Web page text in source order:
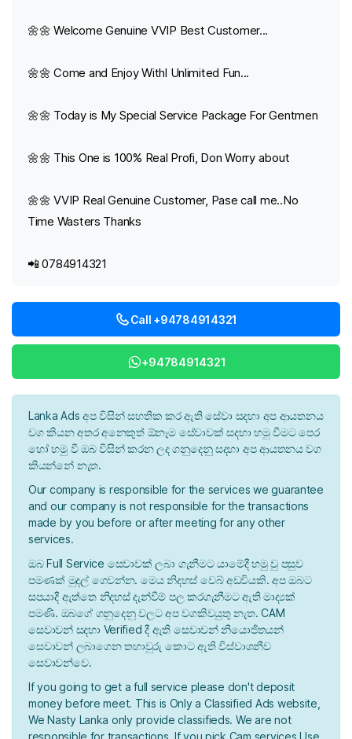
🌼🌼 Welcome Genuine VVIP Best Customer...
🌼🌼 Come and Enjoy Withl Unlimited Fun...
🌼🌼 Today is My Special Service Package For Gentmen
🌼🌼 This One is 100% Real Profi, Don Worry about
🌼🌼 VVIP Real Genuine Customer, Pase call me..No
Time Wasters Thanks
📲 0784914321
Call +94784914321
+94784914321
Lanka Ads අප විසින් සහතික කර ඇති සේවා සදහා අප ආයතනය
වග කියන අතර අනෙකුත් ඕනෑම සේවාවක් සදහා හමු වීමට පෙර
හෝ හමු වී ඔබ විසින් කරන ලද ගනුදෙනු සදහා අප ආයතනය වග
කියන්නේ නැත.
Our company is responsible for the services we guarantee
and our company is not responsible for the transactions
made by you before or after meeting for any other
services.
ඔබ Full Service සෙවාවක් ලබා ගැනීමට යාමේදී හමු වු පසුව
පමණක් මුදල් ගෙවන්න. මෙය නිදහස් වෙබ් අඩවියකි. අප ඔබට
සපයාදී ඇත්තෙ නිදහස් දැන්වීම් පල කරගැනීමට ඇති මාද්‍යක්
පමණි. ඔබගේ ගනුදෙනු වලට අප වගකිවයුතු නැත. CAM
සෙවාවන් සදහා Verified දී ඇති සෙවාවන් නියොජිතයන්
සෙවාවන් ලබාගෙන තහාවුරු කොට ඇති විස්වාශනීව
සෙවාවන්වෙ.
If you going to get a full service please don't deposit
money before meet. This is Only a Classified Ads website,
We Nasty Lanka only provide classifieds. We are not